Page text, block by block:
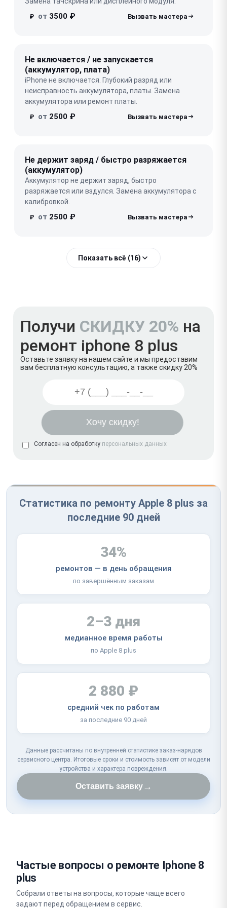
₽ от 3500 ₽
Не включается / не запускается
(аккумулятор, плата)
iPhone не включается. Глубокий разряд или
неисправность аккумулятора, платы. Замена
аккумулятора или ремонт платы.
₽ от 2500 ₽
Не держит заряд / быстро разряжается
(аккумулятор)
Аккумулятор не держит заряд, быстро
разряжается или вздулся. Замена аккумулятора с
калибровкой.
₽ от 2500 ₽
Показать всё (16)
Получи СКИДКУ 20% на
ремонт iphone 8 plus
Оставьте заявку на нашем сайте и мы предоставим
вам бесплатную консультацию, а также скидку 20%
Согласен на обработку персональных данных
Статистика по ремонту Apple 8 plus за
последние 90 дней
34%
ремонтов — в день обращения
по завершённым заказам
2–3 дня
медианное время работы
по Apple 8 plus
2 880 ₽
средний чек по работам
за последние 90 дней
Данные рассчитаны по внутренней статистике заказ-нарядов
сервисного центра. Итоговые сроки и стоимость зависят от модели
устройства и характера повреждения.
Оставить заявку→
Частые вопросы о ремонте Iphone 8
plus
Собрали ответы на вопросы, которые чаще всего
задают перед обращением в сервис.